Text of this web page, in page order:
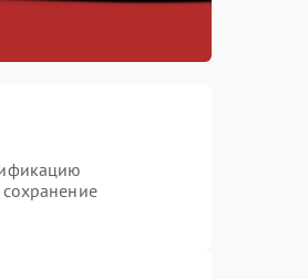
сохранение